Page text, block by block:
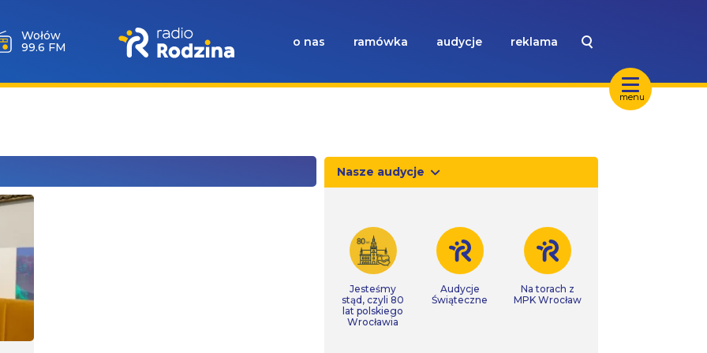
menu
Wołów
99.6 FM
o nas ramówka audycje reklama
Nasze audycje
Jesteśmy
stąd, czyli 80
lat polskiego
Wrocławia
Audycje
Świąteczne
Na torach z
MPK Wrocław